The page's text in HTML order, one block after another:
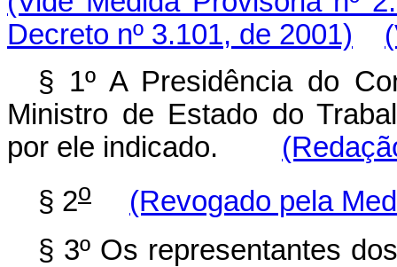
Decreto nº 3.101, de 2001)
§ 1º A Presidência do
Ministro de Estado do
por ele indicado.
§ 2o
(Revogado pela
§ 3º Os representantes